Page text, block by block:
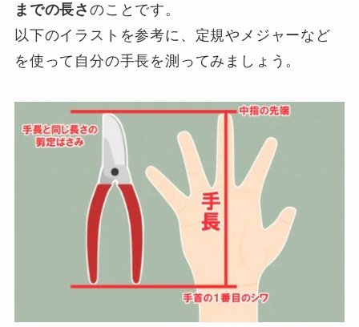
までの長さ のことです。
以下のイラストを参考に、定規やメジャーなど
を使って自分の手長を測ってみましょう。